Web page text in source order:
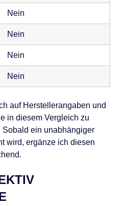
Nein
Nein
Nein
Nein
auf Herstellerangaben und
in diesem Vergleich zu
ein unabhängiger
wird, ergänze ich diesen